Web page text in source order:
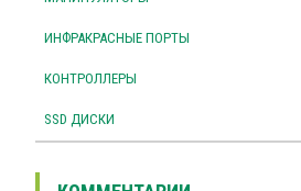
ИНФРАКРАСНЫЕ ПОРТЫ
КОНТРОЛЛЕРЫ
SSD ДИСКИ